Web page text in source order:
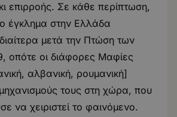
επιρροής. Σε κάθε περίπτωση,
έγκλημα στην Ελλάδα
μετά την Πτώση των
οπότε οι διάφορες Μαφίες
αλβανική, ρουμανική]
τους στη χώρα, που
να χειριστεί το φαινόμενο.